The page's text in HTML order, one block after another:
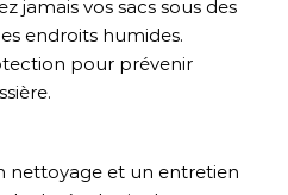
jamais vos sacs sous des
endroits humides.
pour prévenir
nettoyage et un entretien